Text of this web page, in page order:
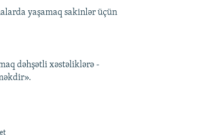
yaşamaq sakinlər üçün
dəhşətli xəstəliklərə -